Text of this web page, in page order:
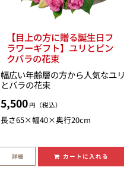
【目上の方に贈る誕生日フ
ラワーギフト】ユリとピン
クバラの花束
幅広い年齢層の方から人気なユリ
とバラの花束
5,500 円（税込）
長さ65×幅40×奥行20cm
詳細 カートに入れる